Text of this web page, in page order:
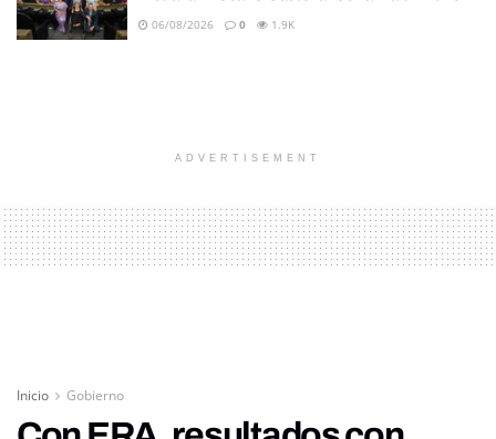
06/08/2026 0 1.9K
ADVERTISEMENT
Inicio Gobierno